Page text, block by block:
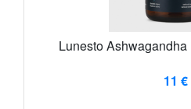
Lunesto
11 €